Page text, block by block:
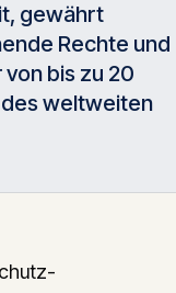
gewährt
Rechte und
bis zu 20
des weltweiten